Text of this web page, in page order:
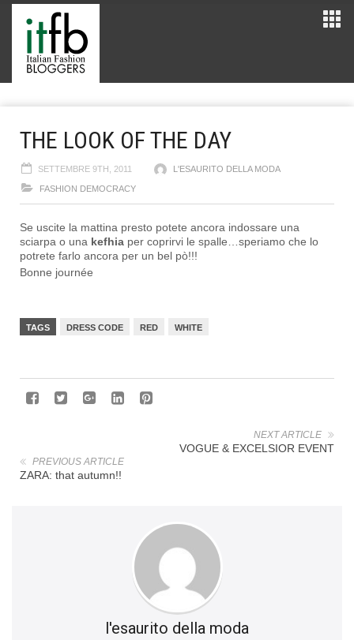
THE LOOK OF THE DAY
SETTEMBRE 9TH, 2011 L'ESAURITO DELLA MODA
FASHION DEMOCRACY
Se uscite la mattina presto potete ancora indossare una
sciarpa o una kefhia per coprirvi le spalle…speriamo che lo
potrete farlo ancora per un bel pò!!!
Bonne journée
TAGS DRESS CODE RED WHITE
NEXT ARTICLE
VOGUE & EXCELSIOR EVENT
PREVIOUS ARTICLE
ZARA: that autumn!!
l'esaurito della moda